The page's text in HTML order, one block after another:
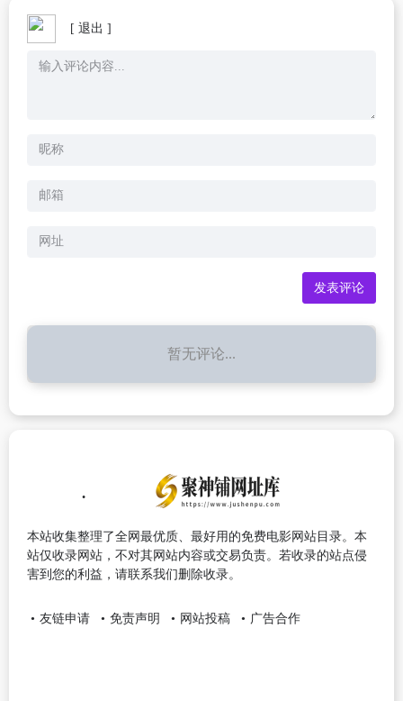
[ 退出 ]
暂无评论...
本站收集整理了全网最优质、最好用的免费电影网站目录。本
站仅收录网站，不对其网站内容或交易负责。若收录的站点侵
害到您的利益，请联系我们删除收录。
友链申请 免责声明 网站投稿 广告合作